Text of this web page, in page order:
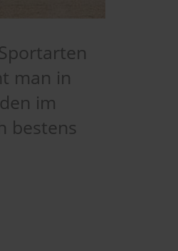
man in
im
bestens